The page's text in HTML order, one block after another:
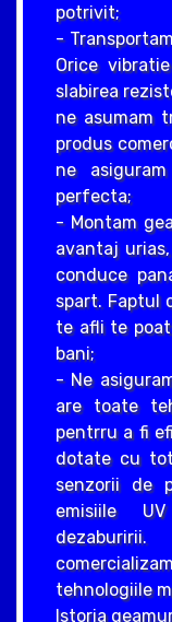
potrivit;
-
Orice
slabirea
ne asumam
produs
ne
perfecta;
- Montam
avantaj
conduce
spart. Faptul
te afli te
bani;
- Ne
are toate
pentrru a fi
dotate cu
senzorii de
emisiile
tehnologiile
Istoria